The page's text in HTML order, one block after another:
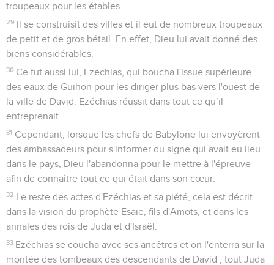
troupeaux pour les étables.
29 Il se construisit des villes et il eut de nombreux troupeaux
de petit et de gros bétail. En effet, Dieu lui avait donné des
biens considérables.
30 Ce fut aussi lui, Ezéchias, qui boucha l'issue supérieure
des eaux de Guihon pour les diriger plus bas vers l'ouest de
la ville de David. Ezéchias réussit dans tout ce qu’il
entreprenait.
31 Cependant, lorsque les chefs de Babylone lui envoyèrent
des ambassadeurs pour s'informer du signe qui avait eu lieu
dans le pays, Dieu l'abandonna pour le mettre à l'épreuve
afin de connaître tout ce qui était dans son cœur.
32 Le reste des actes d'Ezéchias et sa piété, cela est décrit
dans la vision du prophète Esaïe, fils d'Amots, et dans les
annales des rois de Juda et d'Israël.
33 Ezéchias se coucha avec ses ancêtres et on l'enterra sur la
montée des tombeaux des descendants de David ; tout Juda